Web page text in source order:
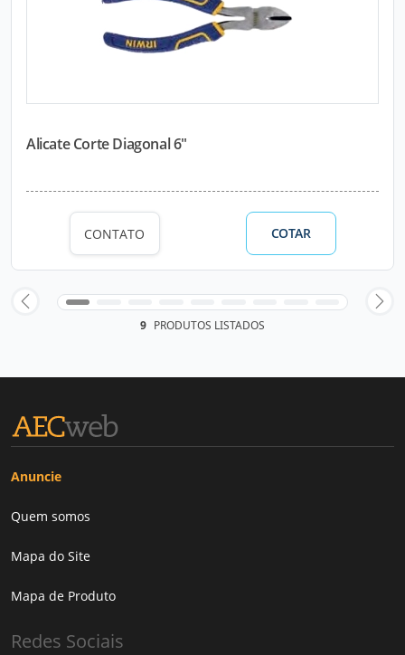
Alicate Corte Diagonal 6"
CONTATO COTAR
9 PRODUTOS LISTADOS
Anuncie
Quem somos
Mapa do Site
Mapa de Produto
Redes Sociais